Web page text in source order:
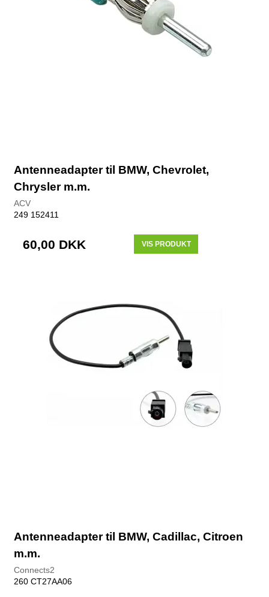
Antenneadapter til BMW, Chevrolet,
Chrysler m.m.
ACV
249 152411
60,00 DKK VIS PRODUKT
Antenneadapter til BMW, Cadillac, Citroen
m.m.
Connects2
260 CT27AA06